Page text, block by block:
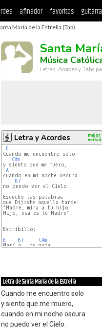
afinador favoritos guitarra
María de la Estrella (Tab)
Santa
Música
Letras, Acordes y Tabs
Letra y Acordes
mejor
E
Cuando me encuentro solo
C#m
y siento que me muero,
A
cuando en mi noche oscura
B7
no puedo ver el Cielo.
Escucho las palabras
que Dijiste aquella tarde:
"Madre, mira a tu hijo
Hijo, esa es tu Madre"
Estribillo:
E
B7
C#m
Marí_a   me guía
Letra de Santa María de la Estrella
Cuando me encuentro solo
y siento que me muero,
cuando en mi noche oscura
no puedo ver el Cielo.